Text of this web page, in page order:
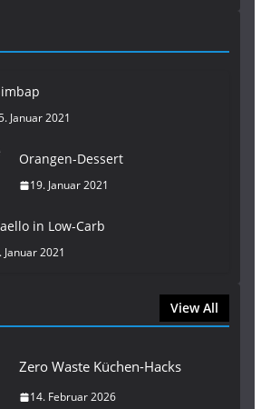
Januar 2021
Orangen-Dessert
19. Januar 2021
in Low-Carb
Januar 2021
View All
Zero Waste Küchen-Hacks
14. Februar 2026